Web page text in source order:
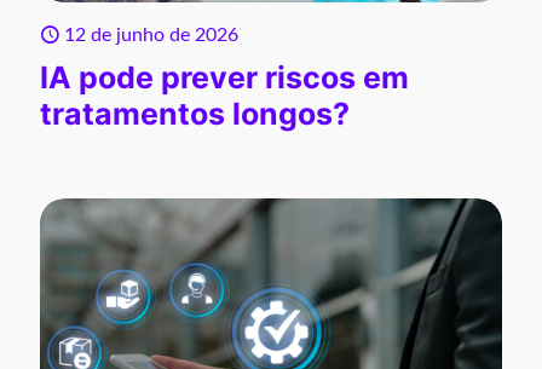
12 de junho de 2026
IA pode prever riscos em
tratamentos longos?